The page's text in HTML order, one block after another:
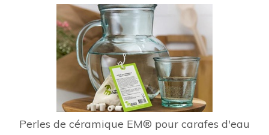
Perles de céramique EM® pour carafes d'eau